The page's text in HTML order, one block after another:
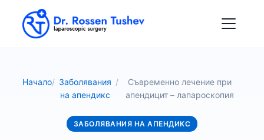
Начало/ Заболявания
на апендикс
/
Съвременно лечение при
апендицит – лапароскопия
ЗАБОЛЯВАНИЯ НА АПЕНДИКС